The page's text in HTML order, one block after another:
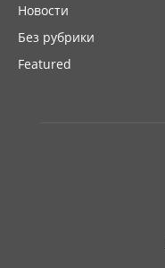
Новости
Без рубрики
Featured